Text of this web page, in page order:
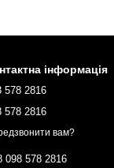
інформація
578 2816
578 2816
вам?
098 578 2816